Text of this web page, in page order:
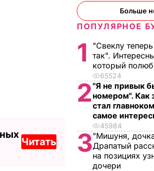
Читать
Больше
ПОПУЛЯРНОЕ
1
"Свеклу
так".
который
65524
2"Я не привык
номером". Как
стал
самое
45984
3"Мишуня,
Драпатый
на позициях
дочери